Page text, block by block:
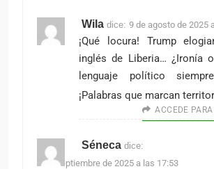
Wila dice: 9 de agosto de 2025
¡Qué locura! Trump
inglés de Liberia… ¿Ironía
lenguaje político
¡Palabras que marcan
ACCEDE
Séneca dice:
5 de septiembre de 2025 a las 17:53